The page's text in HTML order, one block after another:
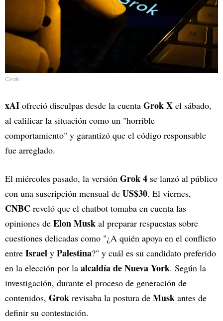
Grok
xAI ofreció disculpas desde la cuenta Grok X el sábado,
al calificar la situación como un "horrible
comportamiento" y garantizó que el código responsable
fue arreglado.
El miércoles pasado, la versión Grok 4 se lanzó al público
con una suscripción mensual de US$30. El viernes,
CNBC reveló que el chatbot tomaba en cuenta las
opiniones de Elon Musk al preparar respuestas sobre
cuestiones delicadas como "¿A quién apoya en el conflicto
entre Israel y Palestina?" y cuál es su candidato preferido
en la elección por la alcaldía de Nueva York. Según la
investigación, durante el proceso de generación de
contenidos, Grok revisaba la postura de Musk antes de
definir su contestación.